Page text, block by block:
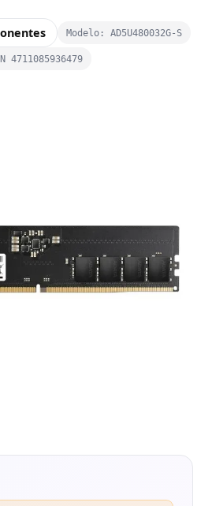
Modelo: AD5U480032G-S
4711085936479